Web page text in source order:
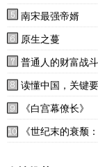
南宋最强帝婿
原生之蔓
普通人的财富战斗
读懂中国，关键
《白宫幕僚长》
《世纪末的衰颓